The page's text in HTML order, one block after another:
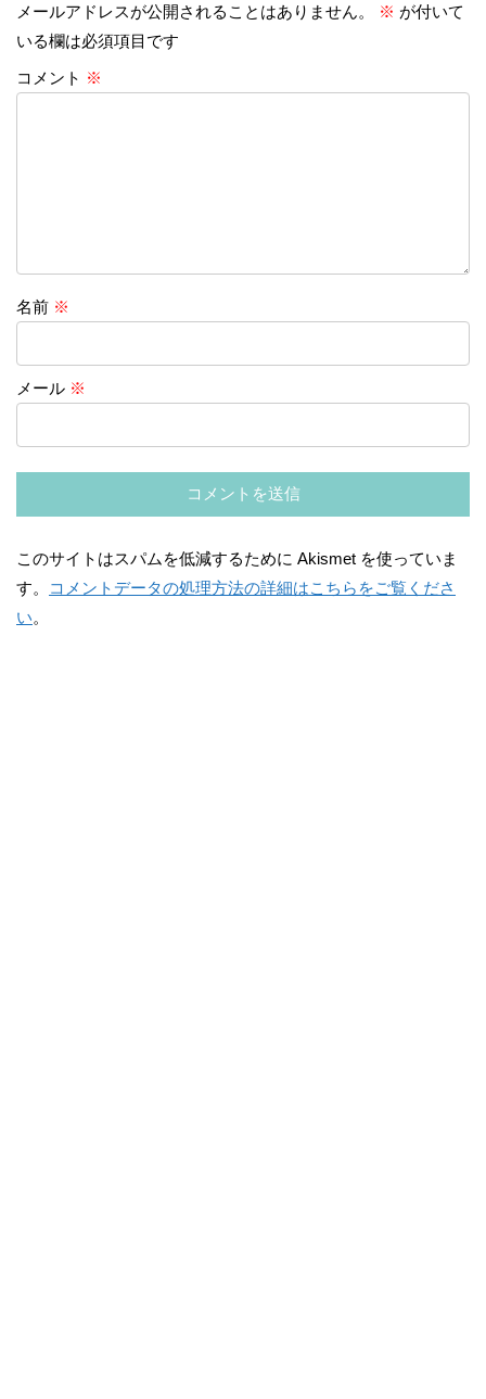
メールアドレスが公開されることはありません。 ※ が付いて
いる欄は必須項目です
コメント ※
名前 ※
メール ※
このサイトはスパムを低減するために Akismet を使っていま
す。
コメントデータの処理方法の詳細はこちらをご覧くださ
い。